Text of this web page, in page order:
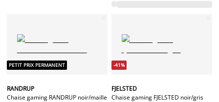
PETIT PRIX PERMANENT
RANDRUP
Chaise gaming RANDRUP noir/maille
-41%
FJELSTED
Chaise gaming FJELSTED noir/gris